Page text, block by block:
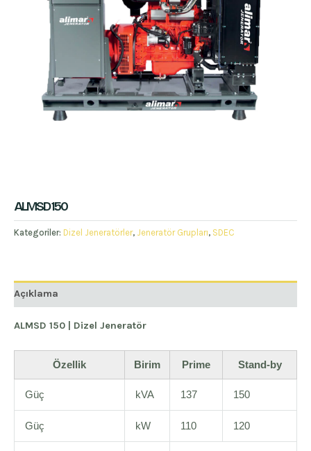
ALMSD 150
Kategoriler: Dizel Jeneratörler, Jeneratör Grupları, SDEC
Açıklama
ALMSD 150 | Dizel Jeneratör
Özellik Birim Prime Stand-by
Güç kVA 137 150
Güç kW 110 120